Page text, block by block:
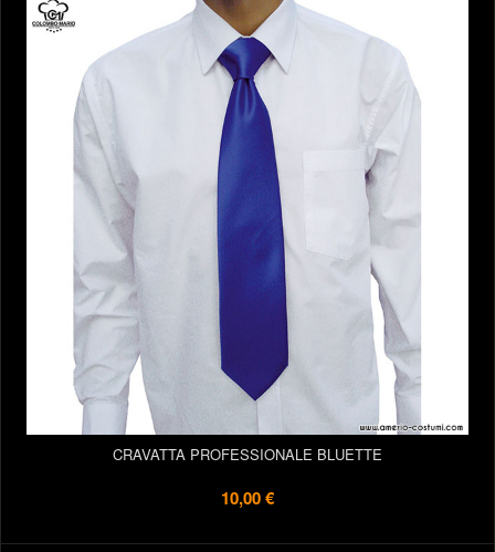
CRAVATTA PROFESSIONALE BLUETTE
10,00 €